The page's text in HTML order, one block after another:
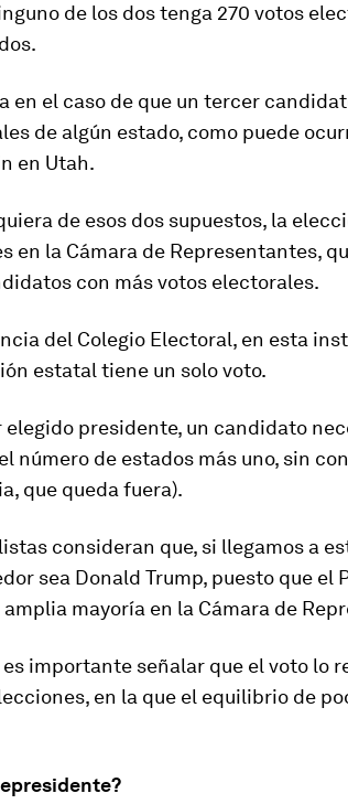
de los dos tenga 270 votos
en el caso de que un tercer
de algún estado, como puede
en Utah.
de esos dos supuestos, la
en la Cámara de Representantes,
con más votos electorales.
del Colegio Electoral, en esta
estatal tiene un solovoto.
elegido presidente, un candidato
número de estados más uno, sin
que queda fuera).
consideran que, si llegamos a
sea Donald Trump, puesto que el
amplia mayoría en la Cámara de
es importante señalar que el voto lo
, en la que el equilibrio de